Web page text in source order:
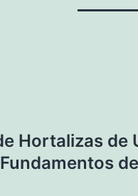
Hortalizas de